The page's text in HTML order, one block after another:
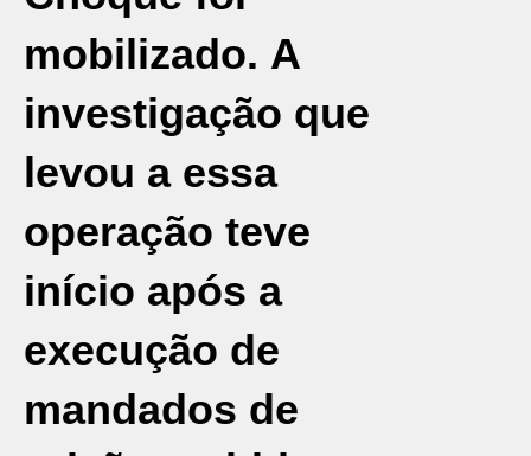
mobilizado. A
investigação que
levou a essa
operação teve
início após a
execução de
mandados de